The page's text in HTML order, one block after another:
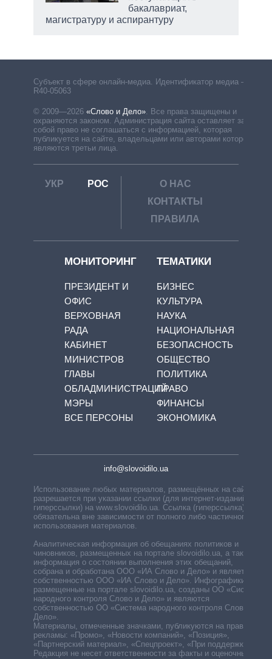
бакалавриат,
магистратуру и аспирантуру
Субъект в сфере онлайн-медиа. Идентификатор медиа –
R40-05063
© 2009—2026 «Слово и Дело»
Все права защищены и
охраняются законом. Администрация сайта оставляет за
собой право не соглашаться с информацией, которая
публикуется на сайте, владельцами или авторами которой
являются третьи лица.
УКР РОС
О НАС
КОНТАКТЫ
ПРАВИЛА
МОНИТОРИНГ
ПРЕЗИДЕНТ И
ОФИС
ВЕРХОВНАЯ
РАДА
КАБИНЕТ
МИНИСТРОВ
ГЛАВЫ
ОБЛАДМИНИСТРАЦИЙ
МЭРЫ
ВСЕ ПЕРСОНЫ
ТЕМАТИКИ
БИЗНЕС
КУЛЬТУРА
НАУКА
НАЦИОНАЛЬНАЯ
БЕЗОПАСНОСТЬ
ОБЩЕСТВО
ПОЛИТИКА
ПРАВО
ФИНАНСЫ
ЭКОНОМИКА
info@slovoidilo.ua
Использование любых материалов, размещённых на сайте,
разрешается при указании ссылки (для интернет-изданий —
гиперссылки) на www.slovoidilo.ua. Ссылка (гиперссылка)
обязательна вне зависимости от полного либо частичного
использования материалов.
Аналитическая информация об обещаниях политиков и
чиновников, размещенных на портале slovoidilo.ua, а также
информация о состоянии выполнения этих обещаний,
собрана и обработана ООО «ИА Слово и Дело» и является
собственностью ООО «ИА Слово и Дело». Инфографики,
размещенные на портале slovoidilo.ua, созданы ОО «Система
народного контроля Слово и Дело» и являются
собственностью ОО «Система народного контроля Слово и
Дело».
Материалы, отмеченные значками, публикуются на правах
рекламы: «Промо», «Новости компаний», «Позиция»,
«Партнерский материал», «Спецпроект», «При поддержке».
Редакция не несет ответственности за факты и оценочные